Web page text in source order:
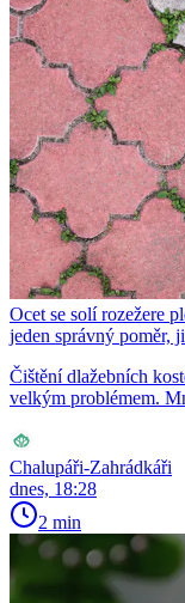
Ocet se solí rozežere
jeden správný poměr,
Čištění dlažebních
velkým problémem.
Chalupáři-Zahrádkáři
dnes, 18:28
2 min